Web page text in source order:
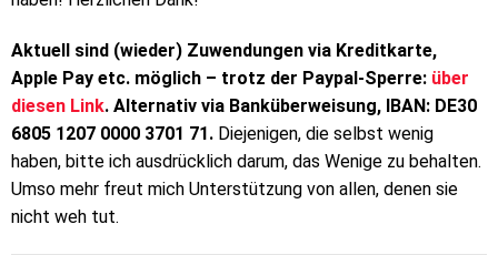
Aktuell sind (wieder) Zuwendungen via Kreditkarte,
Apple Pay etc. möglich – trotz der Paypal-Sperre: über
diesen Link. Alternativ via Banküberweisung, IBAN: DE30
6805 1207 0000 3701 71. Diejenigen, die selbst wenig
haben, bitte ich ausdrücklich darum, das Wenige zu behalten.
Umso mehr freut mich Unterstützung von allen, denen sie
nicht weh tut.